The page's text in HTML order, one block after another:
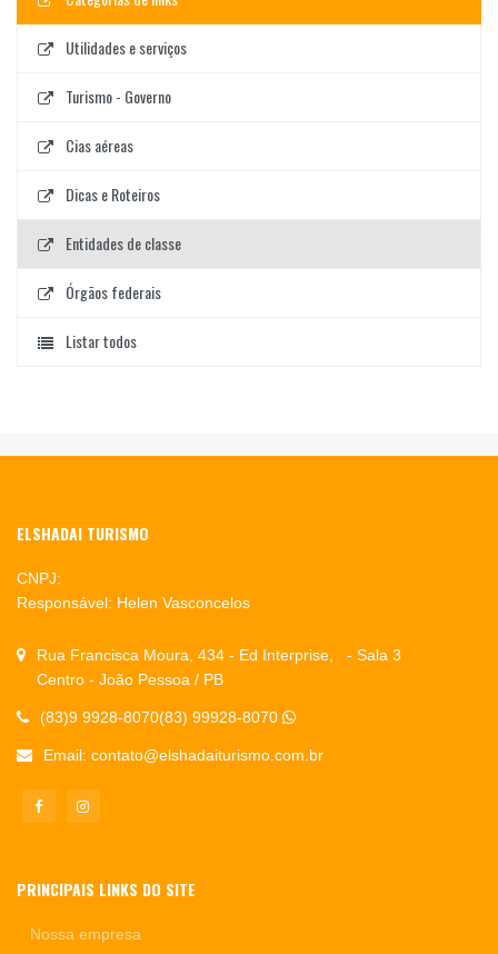
Utilidades e serviços
Turismo - Governo
Cias aéreas
Dicas e Roteiros
Entidades de classe
Órgãos federais
Listar todos
ELSHADAI TURISMO
CNPJ:
Responsável: Helen Vasconcelos
Rua Francisca Moura, 434 - Ed Interprise, - Sala 3
Centro - João Pessoa / PB
(83)9 9928-8070(83) 99928-8070
Email: contato@elshadaiturismo.com.br
PRINCIPAIS LINKS DO SITE
Nossa empresa